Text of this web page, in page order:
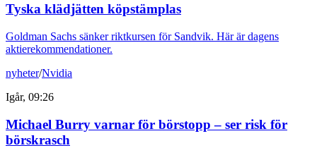
Tyska klädjätten köpstämplas
Goldman Sachs sänker riktkursen för Sandvik. Här är dagens
aktierekommendationer.
nyheter/Nvidia
Igår, 09:26
Michael Burry varnar för börstopp – ser risk för
börskrasch